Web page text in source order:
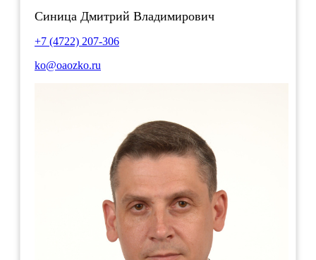
Синица Дмитрий Владимирович
+7 (4722) 207-306
ko@oaozko.ru